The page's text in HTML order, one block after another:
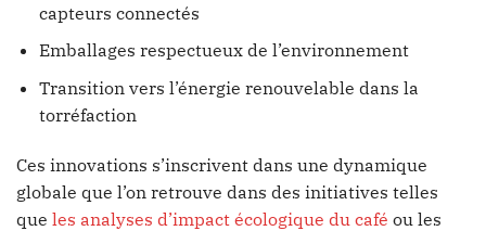
capteurs connectés
Emballages respectueux de l’environnement
Transition vers l’énergie renouvelable dans la
torréfaction
Ces innovations s’inscrivent dans une dynamique
globale que l’on retrouve dans des initiatives telles
que les analyses d’impact écologique du café ou les